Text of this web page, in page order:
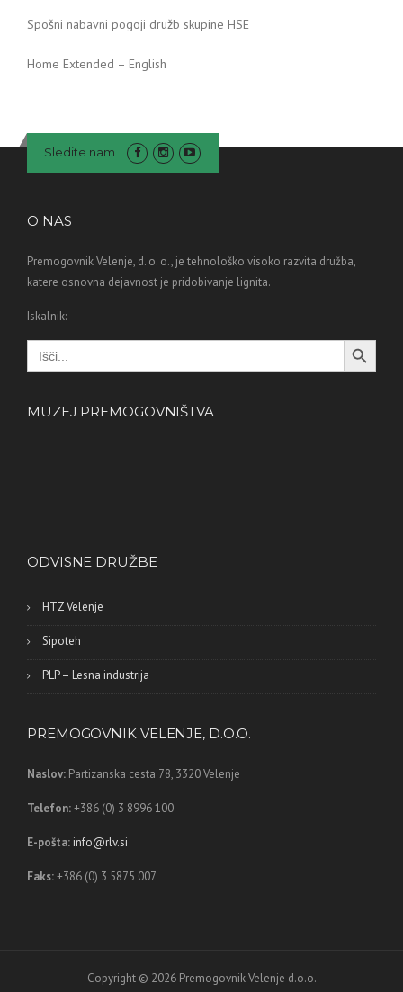
Spošni nabavni pogoji družb skupine HSE
Home Extended – English
Sledite nam
O NAS
Premogovnik Velenje, d. o. o., je tehnološko visoko razvita družba,
katere osnovna dejavnost je pridobivanje lignita.
Iskalnik:
Search
for:
Search Button
MUZEJ PREMOGOVNIŠTVA
ODVISNE DRUŽBE
HTZ Velenje
Sipoteh
PLP – Lesna industrija
PREMOGOVNIK VELENJE, D.O.O.
Naslov: Partizanska cesta 78, 3320 Velenje
Telefon:+386 (0) 3 8996 100
E-pošta: info@rlv.si
Faks:+386 (0) 3 5875 007
Copyright © 2026 Premogovnik Velenje d.o.o.